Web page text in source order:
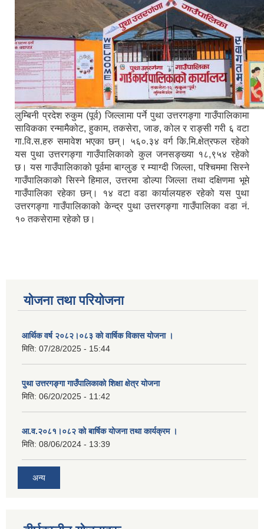
लुम्बिनी प्रदेश रुकुम (पूर्व) जिल्लामा पर्ने पुथा उत्तरगङ्गा गाउँपालिकामा
साविकका रन्मामैकोट, हुकाम, तकसेरा, जाङ, कोल र राङ्सी गरी ६ वटा
गा.वि.स.हरु समावेश भएका छन्। ५६०.३४ वर्ग कि.मि.क्षेत्रफल रहेको
यस पुथा उत्तरगङ्गा गाउँपालिकाको कुल जनसङ्ख्या १८,९५४ रहेको
छ। यस गाउँपालिकाको पूर्वमा बाग्लुङ र म्याग्दी जिल्ला, पश्चिममा सिस्ने
गाउँपालिकाको सिस्ने हिमाल, उत्तरमा डोल्पा जिल्ला तथा दक्षिणमा भूमे
गाउँपालिका रहेका छन्। १४ वटा वडा कार्यालयहरु रहेको यस पुथा
उत्तरगङ्गा गाउँपालिकाको केन्द्र पुथा उत्तरगङ्गा गाउँपालिका वडा नं.
१० तकसेरामा रहेको छ।
योजना तथा परियोजना
आर्थिक वर्ष २०८२।०८३ को वार्षिक विकास योजना ।
मिति: 07/28/2025 - 15:44
पुथा उत्तरगङ्गा गाउँपालिकाको शिक्षा क्षेत्र योजना
मिति: 06/20/2025 - 11:42
आ.व.२०८१।०८२ को बार्षिक योजना तथा कार्यक्रम ।
मिति: 08/06/2024 - 13:39
अन्य